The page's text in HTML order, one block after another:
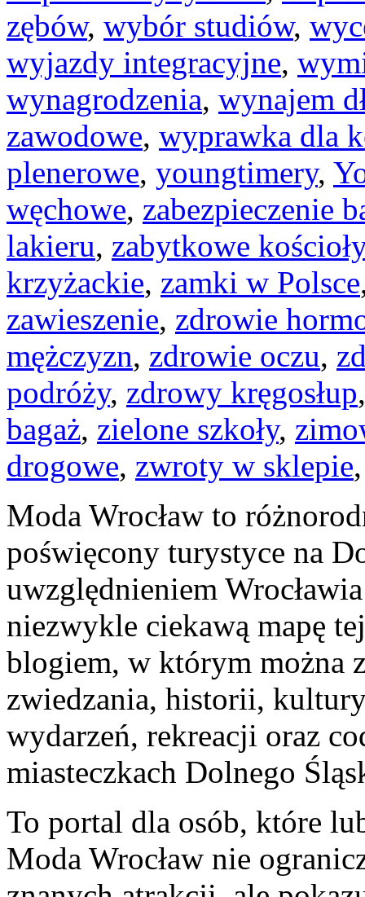
zębów, wybór studiów,
wyjazdy integracyjne,
wynagrodzenia, wynajem
zawodowe, wyprawka dla
plenerowe, youngtimery,
węchowe, zabezpieczenie
lakieru, zabytkowe kościoły
krzyżackie, zamki w Polsce
zawieszenie, zdrowie
mężczyzn, zdrowie oczu,
podróży, zdrowy kręgosłup
bagaż, zielone szkoły,
drogowe, zwroty w sklepie
Moda Wrocław to
poświęcony turystyce na
uwzględnieniem
niezwykle ciekawą mapę
blogiem, w którym można
zwiedzania, historii,
wydarzeń, rekreacji oraz
miasteczkach Dolnego
To portal dla osób, które
Moda Wrocław nie